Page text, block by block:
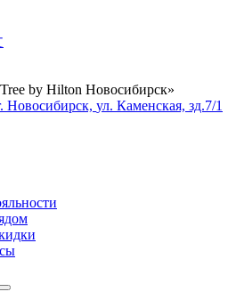
Новосибирск, ул. Каменская, зд.7/1